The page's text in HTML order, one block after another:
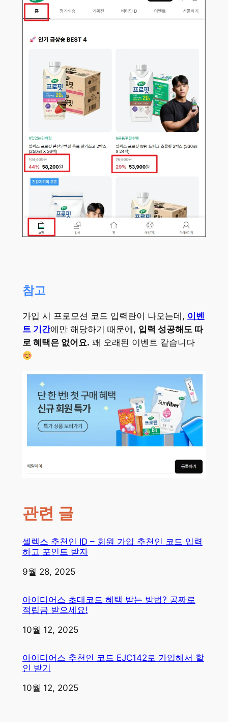
참고
가입 시 프로모션 코드 입력란이 나오는데, 이벤
트 기간에만 해당하기 때문에, 입력 성공해도 따
로 혜택은 없어요. 꽤 오래된 이벤트 같습니다
관련 글
셀렉스 추천인 ID – 회원 가입 추천인 코드 입력
하고 포인트 받자
일자
9월 28, 2025
아이디어스 초대코드 혜택 받는 방법? 공짜로
적립금 받으세요!
일자
10월 12, 2025
아이디어스 추천인 코드 EJC142로 가입해서 할
인 받기
일자
10월 12, 2025